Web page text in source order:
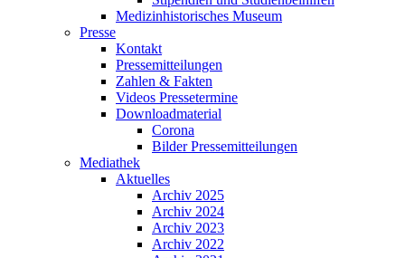
Medizinhistorisches Museum
Presse
Kontakt
Pressemitteilungen
Zahlen & Fakten
Videos Pressetermine
Downloadmaterial
Corona
Bilder Pressemitteilungen
Mediathek
Aktuelles
Archiv 2025
Archiv 2024
Archiv 2023
Archiv 2022